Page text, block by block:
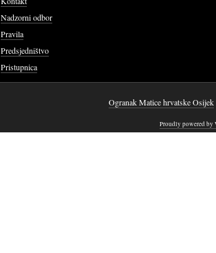
Nadzorni odbor
Pravila
Predsjedništvo
Pristupnica
Ogranak Matice hrvatske Osijek
Proudly powered by